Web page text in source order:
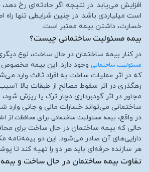
افزایش می‌یابد. در نتیجه اگر حادثه‌ای رخ
است میلیاردی باشد. در چنین شرایطی تنها راه
خسارت، داشتن بیمه معتبر است.
بیمه مسئولیت ساختمانی چیست؟
در کنار بیمه ساختمان در حال ساخت، نوع
مسئولیت ساختمانی وجود دارد. این بیمه
که در اثر عملیات ساخت به افراد ثالث وارد
رهگذری در اثر سقوط مصالح از طبقات بالا
مجاور در اثر گودبرداری دچار ترک یا ریزش
ساختمانی می‌تواند خسارات مالی و جانی وارد
در واقع، بیمه مسئولیت ساختمانی برای محافظت از
حالی که بیمه ساختمان در حال ساخت برای
دارایی‌های آن صادر می‌شود. این دو بیمه‌نامه
هر سازنده حرفه‌ای باید هر دو را تهیه کند تا
تفاوت بیمه ساختمان در حال ساخت و